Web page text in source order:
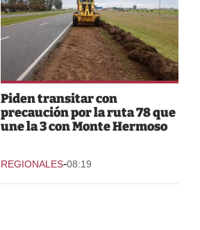
Piden transitar con
precaución por la ruta 78 que
une la 3 con Monte Hermoso
REGIONALES-08:19